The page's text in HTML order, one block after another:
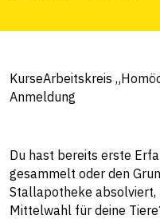
KurseArbeitskreis
Anmeldung
Du hast bereits erste
gesammelt oder den
Stallapotheke absolviert,
Mittelwahl für deine